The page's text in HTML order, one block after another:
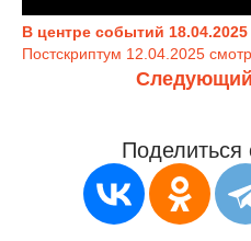
В центре событий 18.04.2025
Постскриптум 12.04.2025
Поделиться